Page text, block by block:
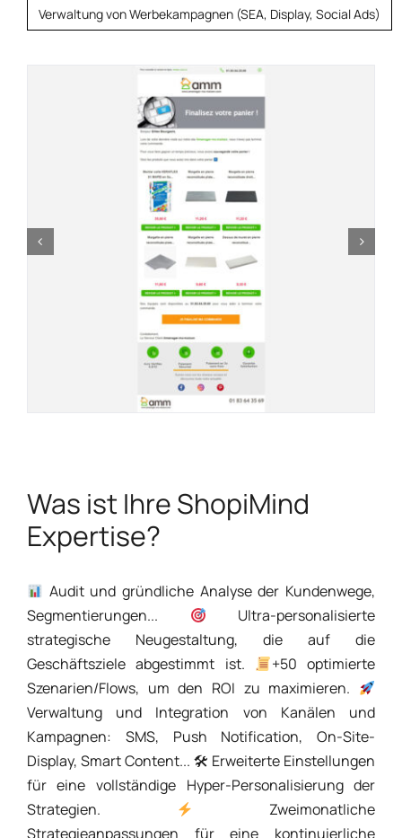
Verwaltung von Werbekampagnen (SEA, Display, Social Ads)
Was ist Ihre ShopiMind
Expertise?
Audit und gründliche Analyse der Kundenwege,
Segmentierungen...
Ultra-personalisierte
strategische Neugestaltung, die auf die
Geschäftsziele abgestimmt ist.
+50 optimierte
Szenarien/Flows, um den ROI zu maximieren.
Verwaltung und Integration von Kanälen und
Kampagnen: SMS, Push Notification, On-Site-
Display, Smart Content... 🛠 Erweiterte Einstellungen
für eine vollständige Hyper-Personalisierung der
Strategien.
Zweimonatliche
Strategieanpassungen für eine kontinuierliche